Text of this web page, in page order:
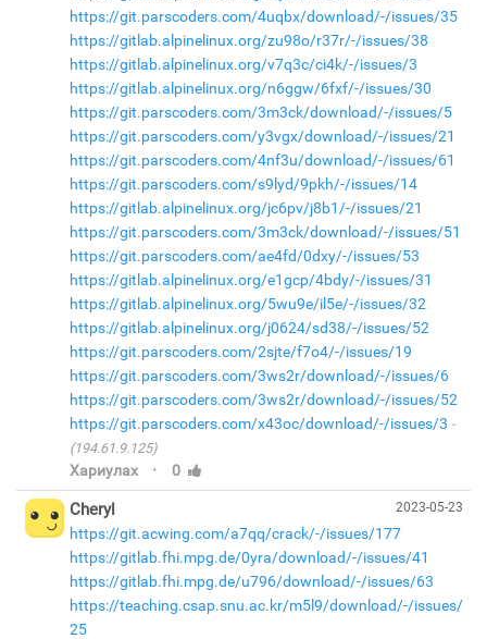
https://git.parscoders.com/4uqbx/download/-/issues/35
https://gitlab.alpinelinux.org/zu98o/r37r/-/issues/38
https://gitlab.alpinelinux.org/v7q3c/ci4k/-/issues/3
https://gitlab.alpinelinux.org/n6ggw/6fxf/-/issues/30
https://git.parscoders.com/3m3ck/download/-/issues/5
https://git.parscoders.com/y3vgx/download/-/issues/21
https://git.parscoders.com/4nf3u/download/-/issues/61
https://git.parscoders.com/s9lyd/9pkh/-/issues/14
https://gitlab.alpinelinux.org/jc6pv/j8b1/-/issues/21
https://git.parscoders.com/3m3ck/download/-/issues/51
https://git.parscoders.com/ae4fd/0dxy/-/issues/53
https://gitlab.alpinelinux.org/e1gcp/4bdy/-/issues/31
https://gitlab.alpinelinux.org/5wu9e/il5e/-/issues/32
https://gitlab.alpinelinux.org/j0624/sd38/-/issues/52
https://git.parscoders.com/2sjte/f7o4/-/issues/19
https://git.parscoders.com/3ws2r/download/-/issues/6
https://git.parscoders.com/3ws2r/download/-/issues/52
https://git.parscoders.com/x43oc/download/-/issues/3
(194.61.9.125)
Хариулах · 0
2023-05-23
Cheryl
https://git.acwing.com/a7qq/crack/-/issues/177
https://gitlab.fhi.mpg.de/0yra/download/-/issues/41
https://gitlab.fhi.mpg.de/u796/download/-/issues/63
https://teaching.csap.snu.ac.kr/m5l9/download/-/issues/
25